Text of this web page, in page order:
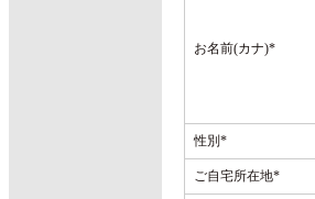
お名前(カナ)*
性別 *
ご自宅所在地*